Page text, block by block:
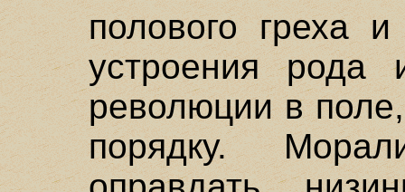
полового греха
устроения рода
революции в
порядку.